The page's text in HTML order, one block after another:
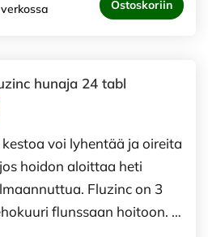
Ostoskoriin
hunaja 24 tabl
kestoa voi lyhentää ja oireita
hoidon aloittaa heti
Fluzinc on 3
flunssaan hoitoon. …